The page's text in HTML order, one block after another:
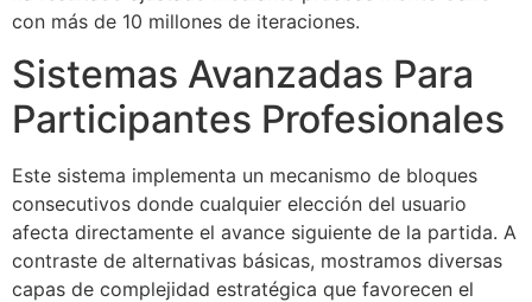
con más de 10 millones de iteraciones.
Sistemas Avanzadas Para
Participantes Profesionales
Este sistema implementa un mecanismo de bloques
consecutivos donde cualquier elección del usuario
afecta directamente el avance siguiente de la partida. A
contraste de alternativas básicas, mostramos diversas
capas de complejidad estratégica que favorecen el